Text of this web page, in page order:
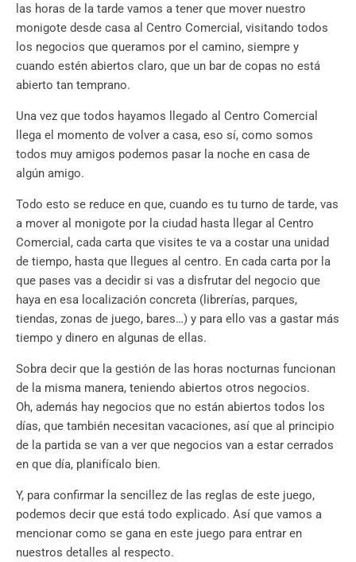
las horas de la tarde vamos a tener que mover nuestro
monigote desde casa al Centro Comercial, visitando todos
los negocios que queramos por el camino, siempre y
cuando estén abiertos claro, que un bar de copas no está
abierto tan temprano.
Una vez que todos hayamos llegado al Centro Comercial
llega el momento de volver a casa, eso sí, como somos
todos muy amigos podemos pasar la noche en casa de
algún amigo.
Todo esto se reduce en que, cuando es tu turno de tarde, vas
a mover al monigote por la ciudad hasta llegar al Centro
Comercial, cada carta que visites te va a costar una unidad
de tiempo, hasta que llegues al centro. En cada carta por la
que pases vas a decidir si vas a disfrutar del negocio que
haya en esa localización concreta (librerías, parques,
tiendas, zonas de juego, bares…) y para ello vas a gastar más
tiempo y dinero en algunas de ellas.
Sobra decir que la gestión de las horas nocturnas funcionan
de la misma manera, teniendo abiertos otros negocios.
Oh, además hay negocios que no están abiertos todos los
días, que también necesitan vacaciones, así que al principio
de la partida se van a ver que negocios van a estar cerrados
en que día, planifícalo bien.
Y, para confirmar la sencillez de las reglas de este juego,
podemos decir que está todo explicado. Así que vamos a
mencionar como se gana en este juego para entrar en
nuestros detalles al respecto.